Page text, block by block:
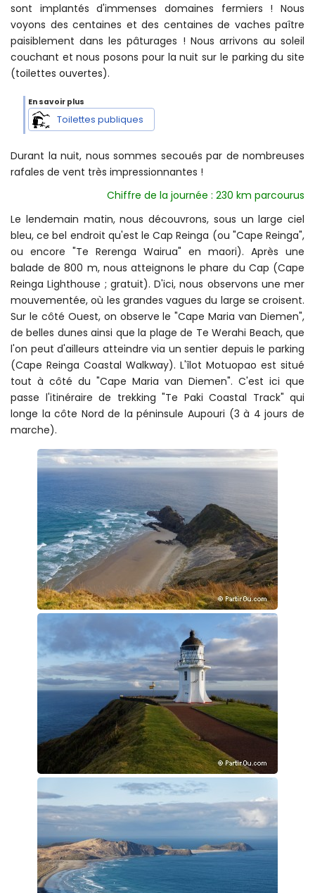
sont implantés d'immenses domaines fermiers ! Nous
voyons des centaines et des centaines de vaches paître
paisiblement dans les pâturages ! Nous arrivons au soleil
couchant et nous posons pour la nuit sur le parking du site
(toilettes ouvertes).
Toilettes publiques
Durant la nuit, nous sommes secoués par de nombreuses
rafales de vent très impressionnantes !
Chiffre de la journée : 230 km parcourus
Le lendemain matin, nous découvrons, sous un large ciel
bleu, ce bel endroit qu'est le Cap Reinga (ou "Cape Reinga",
ou encore "Te Rerenga Wairua" en maori). Après une
balade de 800 m, nous atteignons le phare du Cap (Cape
Reinga Lighthouse ; gratuit). D'ici, nous observons une mer
mouvementée, où les grandes vagues du large se croisent.
Sur le côté Ouest, on observe le "Cape Maria van Diemen",
de belles dunes ainsi que la plage de Te Werahi Beach, que
l'on peut d'ailleurs atteindre via un sentier depuis le parking
(Cape Reinga Coastal Walkway). L'îlot Motuopao est situé
tout à côté du "Cape Maria van Diemen". C'est ici que
passe l'itinéraire de trekking "Te Paki Coastal Track" qui
longe la côte Nord de la péninsule Aupouri (3 à 4 jours de
marche).